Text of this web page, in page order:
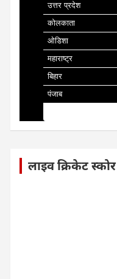
उत्तर प्रदेश
कोलकाता
ओडिशा
महाराष्ट्र
बिहार
पंजाब
लाइव क्रिकेट स्कोर